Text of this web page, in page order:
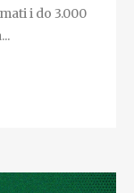
i do 3.000